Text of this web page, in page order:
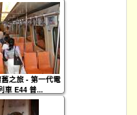
之旅 - 第一代電
車 E44 普...